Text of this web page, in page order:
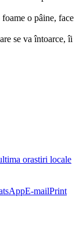
o pâine, face
se va întoarce, îi
orastiri locale
E-mailPrint